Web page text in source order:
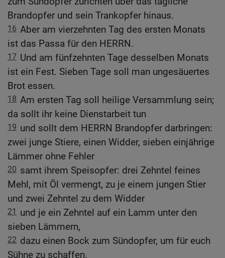
Brandopfer und sein Trankopfer hinaus.
16 Aber am vierzehnten Tag des ersten Monats
ist das Passa für den HERRN.
17 Und am fünfzehnten Tage desselben Monats
ist ein Fest. Sieben Tage soll man ungesäuertes
Brot essen.
18 Am ersten Tag soll heilige Versammlung sein;
da sollt ihr keine Dienstarbeit tun
19 und sollt dem HERRN Brandopfer darbringen:
zwei junge Stiere, einen Widder, sieben einjährige
Lämmer ohne Fehler
20 samt ihrem Speisopfer: drei Zehntel feines
Mehl, mit Öl vermengt, zu je einem jungen Stier
und zwei Zehntel zu dem Widder
21
und je ein Zehntel auf ein Lamm unter den
sieben Lämmern,
22 dazu einen Bock zum Sündopfer, um für euch
Sühne zu schaffen.